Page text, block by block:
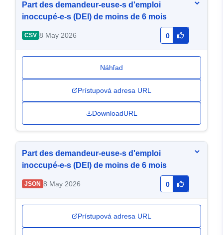
Part des demandeur-euse-s d'emploi
inoccupé-e-s (DEI) de moins de 6 mois
CSV 8 May 2026 0
Náhľad
Prístupová adresa URL
DownloadURL
Part des demandeur-euse-s d'emploi
inoccupé-e-s (DEI) de moins de 6 mois
JSON 8 May 2026 0
Prístupová adresa URL